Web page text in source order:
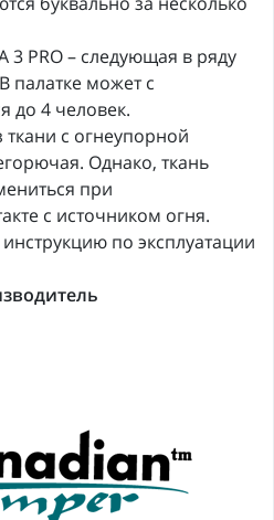
3 PRO – следующая в ряду
палатке может с
до 4 человек.
с огнеупорной
Однако, ткань
при
с источником огня.
по эксплуатации